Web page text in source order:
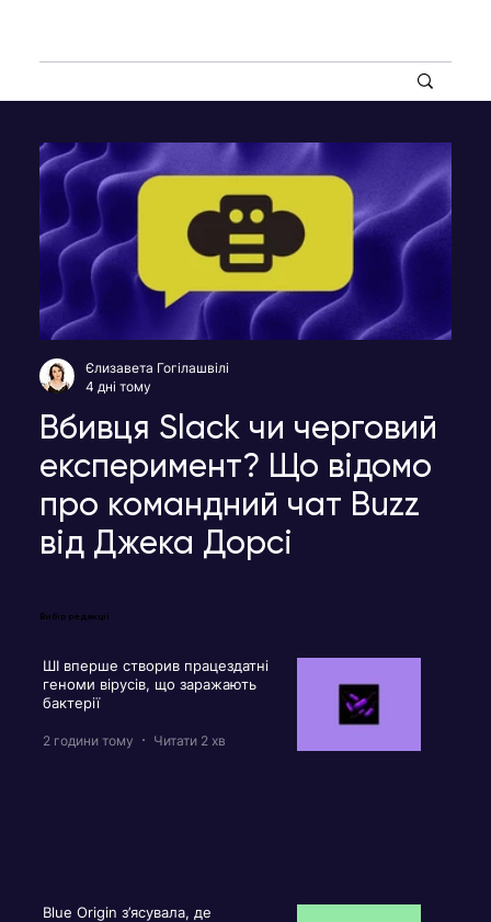
Вбивця Slack чи черговий
експеримент? Що відомо
про командний чат Buzz
від Джека Дорсі
Єлизавета Гогілашвілі
4 дні тому
Вибір редакції
ШІ вперше створив працездатні
геноми вірусів, що заражають
бактерії
2 години тому Читати 2 хв
Blue Origin з’ясувала, де